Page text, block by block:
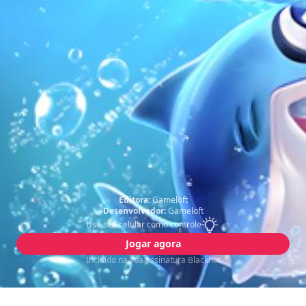
Editora:Gameloft
Desenvolvedor: Gameloft
Use seu celular como controle
Jogar agora
Incluído na sua assinatura Blacknut